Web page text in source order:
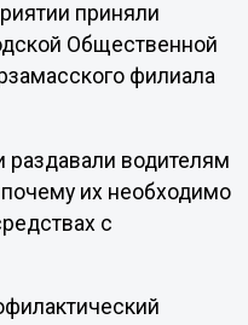
приняли
Общественной
филиала
раздавали водителям
их необходимо
с